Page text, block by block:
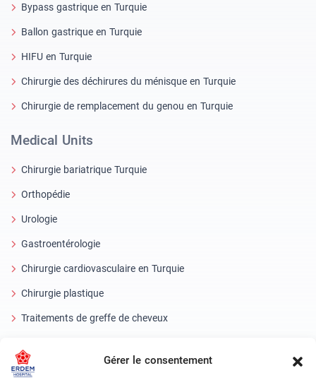
Gérer le consentement
Bypass gastrique en Turquie
Ballon gastrique en Turquie
HIFU en Turquie
Chirurgie des déchirures du ménisque en Turquie
Chirurgie de remplacement du genou en Turquie
Medical Units
Chirurgie bariatrique Turquie
Orthopédie
Urologie
Gastroentérologie
Chirurgie cardiovasculaire en Turquie
Chirurgie plastique
Traitements de greffe de cheveux
Oeil laser